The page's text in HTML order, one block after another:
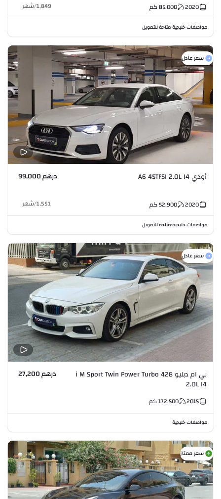
2020
85,000كم 1,849
/شهر
مواصفات خليجية•متاحة للتمويل
سعر عادل
أودي A6 45TFSI 2.0L I4 درهم 99,000
2020
52,900كم 1,551
/شهر
مواصفات خليجية•متاحة للتمويل
سعر عادل
بي ام دبليو 428 i M Sport Twin Power Turbo
2.0L I4
درهم 27,200
2015
172,500كم
مواصفات خليجية
سعر ممتاز